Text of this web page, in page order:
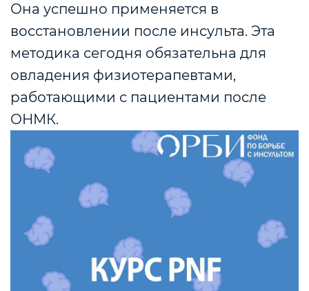
Она успешно применяется в
восстановлении после инсульта. Эта
методика сегодня обязательна для
овладения физиотерапевтами,
работающими с пациентами после
ОНМК.